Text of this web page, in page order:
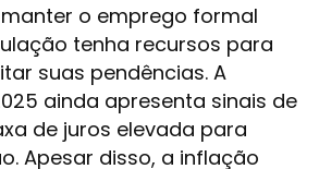
o emprego formal
tenha recursos para
suas pendências. A
ainda apresenta sinais de
de juros elevada para
Apesar disso, a inflação